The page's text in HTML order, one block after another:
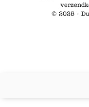
© 2025 -